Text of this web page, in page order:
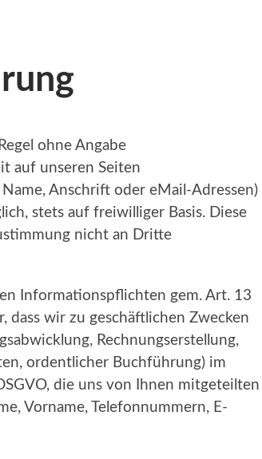
ohne Angabe
auf unseren Seiten
Anschrift oder eMail-Adressen)
stets auf freiwilliger Basis. Diese
nicht an Dritte
Informationspflichten gem. Art. 13
dass wir zu geschäftlichen Zwecken
Rechnungserstellung,
ordentlicher Buchführung) im
die uns von Ihnen mitgeteilten
Vorname, Telefonnummern, E-